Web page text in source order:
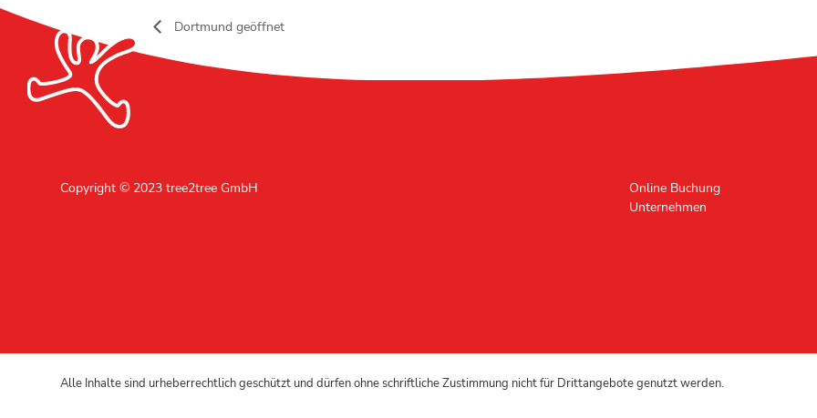
Dortmund geöffnet
Copyright © 2023 tree2tree GmbH
Online Buchung
Unternehmen
Alle Inhalte sind urheberrechtlich geschützt und dürfen ohne schriftliche Zustimmung nicht für Drittangebote genutzt werden.